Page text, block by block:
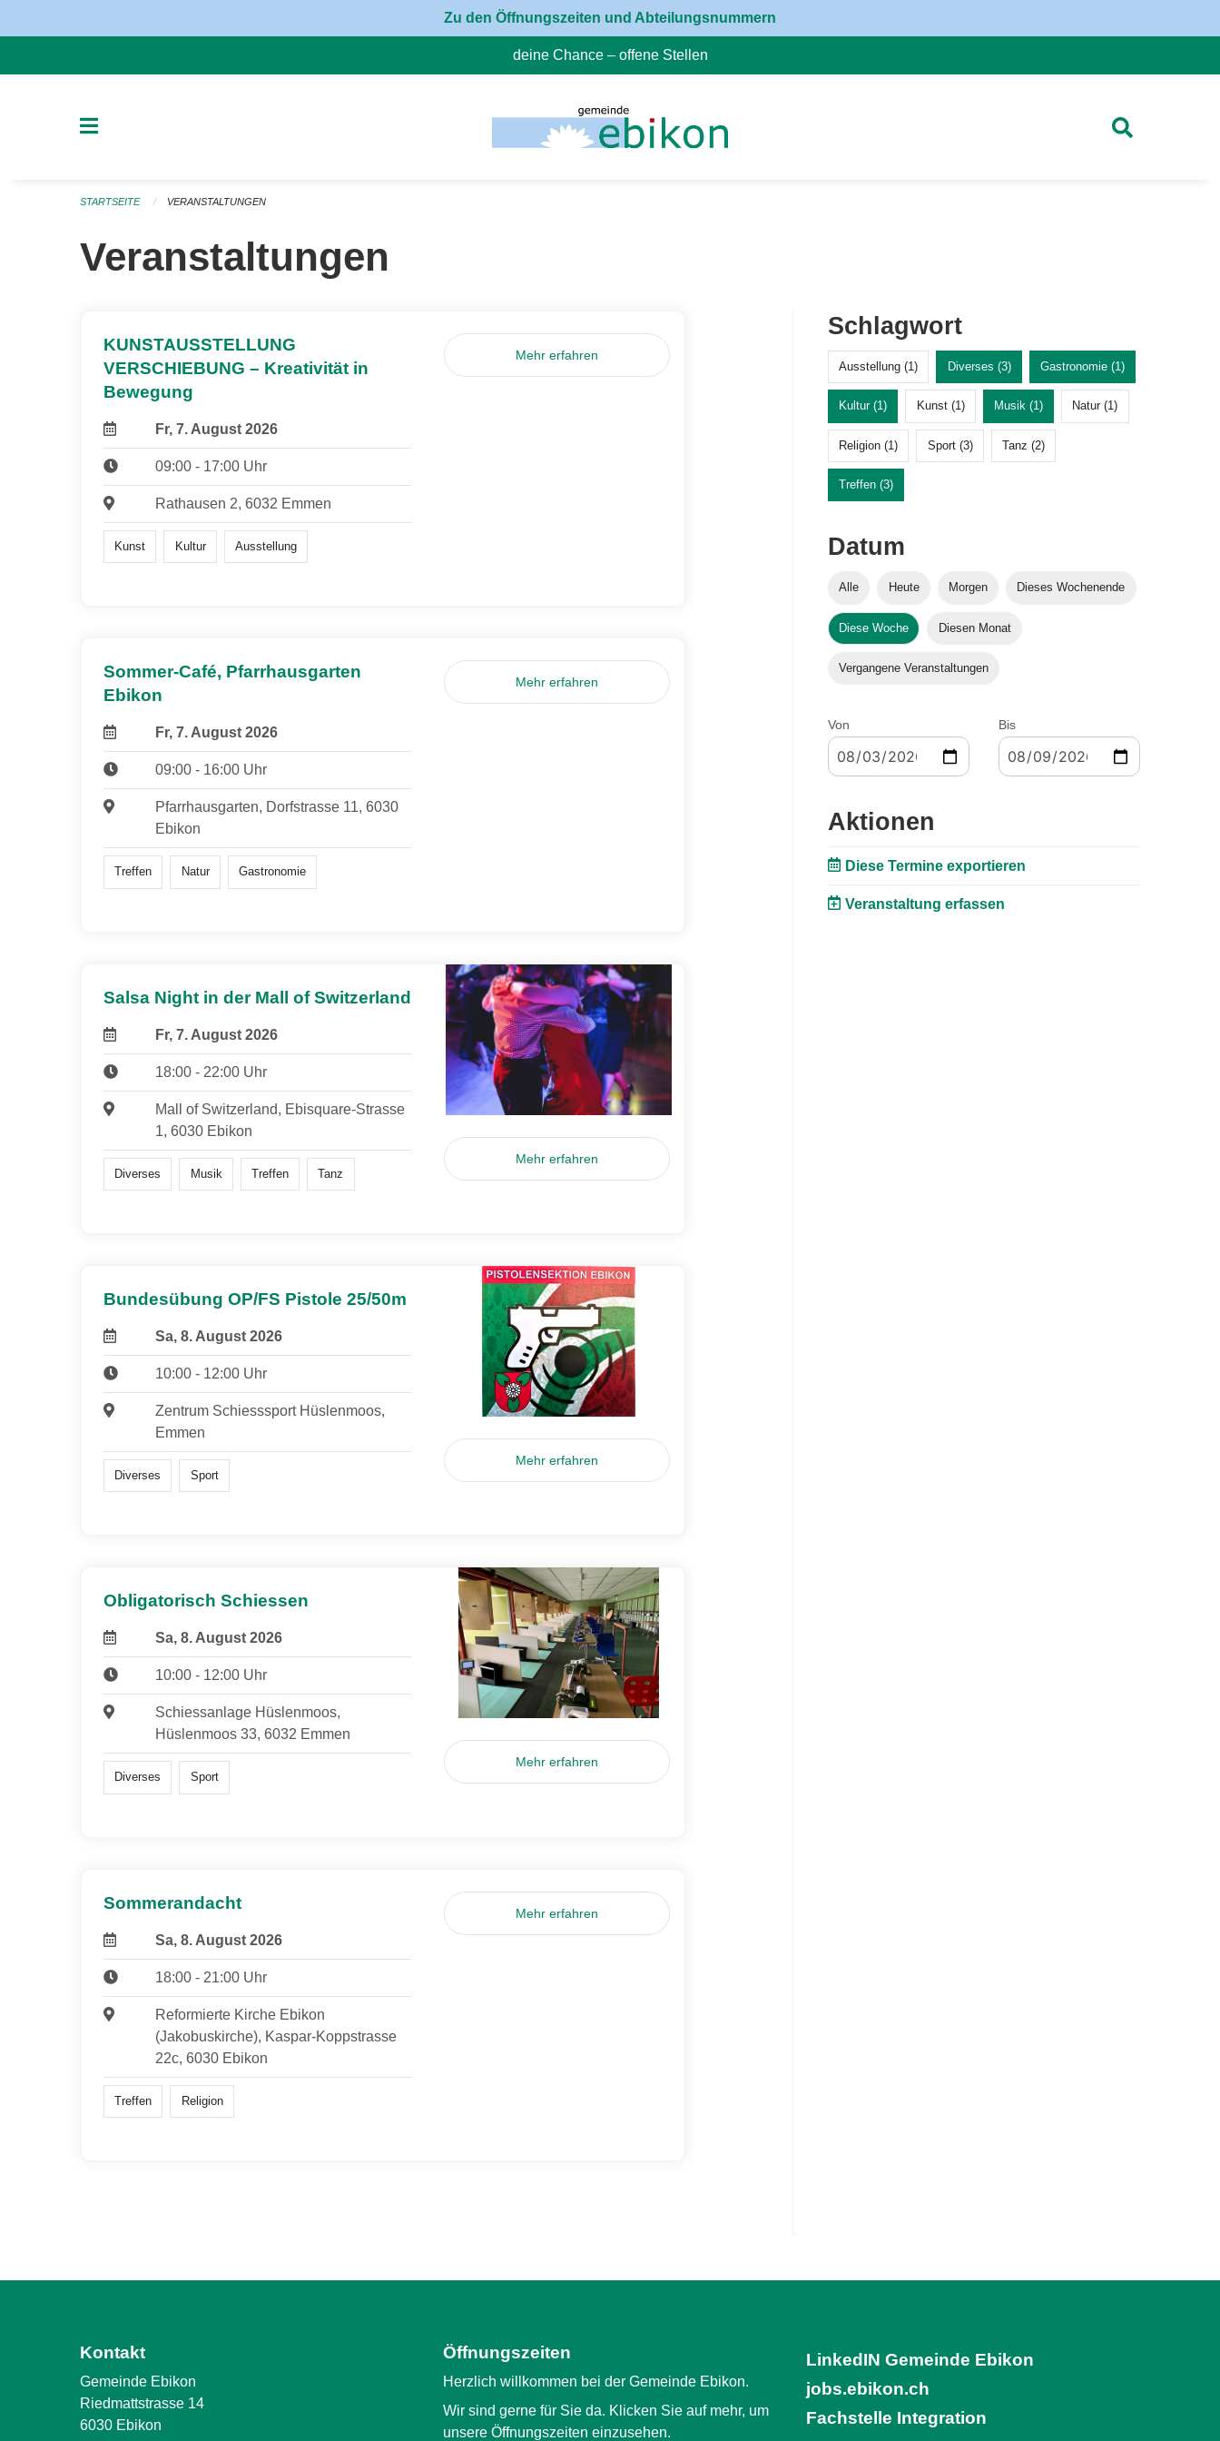
Zu den Öffnungszeiten und Abteilungsnummern
deine Chance – offene Stellen
STARTSEITE VERANSTALTUNGEN
Veranstaltungen
KUNSTAUSSTELLUNG
VERSCHIEBUNG – Kreativität in
Bewegung
Fr, 7. August 2026
09:00 - 17:00 Uhr
Rathausen 2, 6032 Emmen
Kunst Kultur Ausstellung
Mehr erfahren
Sommer-Café, Pfarrhausgarten
Ebikon
Fr, 7. August 2026
09:00 - 16:00 Uhr
Pfarrhausgarten, Dorfstrasse 11, 6030
Ebikon
Treffen Natur Gastronomie
Mehr erfahren
Salsa Night in der Mall of Switzerland
Fr, 7. August 2026
18:00 - 22:00 Uhr
Mall of Switzerland, Ebisquare-Strasse
1, 6030 Ebikon
Diverses Musik Treffen Tanz
Mehr erfahren
Bundesübung OP/FS Pistole 25/50m
Sa, 8. August 2026
10:00 - 12:00 Uhr
Zentrum Schiesssport Hüslenmoos,
Emmen
Diverses Sport
Mehr erfahren
Obligatorisch Schiessen
Sa, 8. August 2026
10:00 - 12:00 Uhr
Schiessanlage Hüslenmoos,
Hüslenmoos 33, 6032 Emmen
Diverses Sport
Mehr erfahren
Sommerandacht
Sa, 8. August 2026
18:00 - 21:00 Uhr
Reformierte Kirche Ebikon
(Jakobuskirche), Kaspar-Koppstrasse
22c, 6030 Ebikon
Treffen Religion
Mehr erfahren
Schlagwort
Ausstellung (1) Diverses (3) Gastronomie (1)
Kultur (1) Kunst (1) Musik (1) Natur (1)
Religion (1) Sport (3) Tanz (2)
Treffen (3)
Datum
Alle Heute Morgen Dieses Wochenende
Diese Woche Diesen Monat
Vergangene Veranstaltungen
Von Bis
Aktionen
Diese Termine exportieren
Veranstaltung erfassen
Kontakt
Gemeinde Ebikon
Riedmattstrasse 14
6030 Ebikon
Öffnungszeiten
Herzlich willkommen bei der Gemeinde Ebikon.
Wir sind gerne für Sie da. Klicken Sie auf mehr, um
unsere Öffnungszeiten einzusehen.
LinkedIN Gemeinde Ebikon
jobs.ebikon.ch
Fachstelle Integration